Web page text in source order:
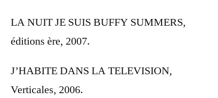
LA NUIT JE SUIS BUFFY SUMMERS,
éditions ère, 2007.
J’HABITE DANS LA TELEVISION,
Verticales, 2006.